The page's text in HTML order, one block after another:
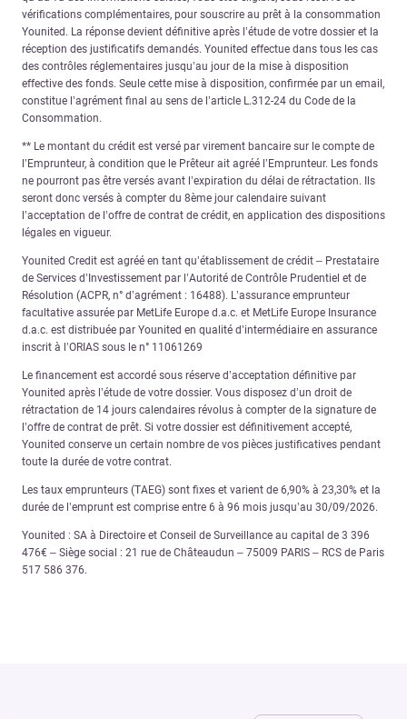
vérifications complémentaires, pour souscrire au prêt à la consommation
Younited. La réponse devient définitive après l’étude de votre dossier et la
réception des justificatifs demandés. Younited effectue dans tous les cas
des contrôles réglementaires jusqu’au jour de la mise à disposition
effective des fonds. Seule cette mise à disposition, confirmée par un email,
constitue l’agrément final au sens de l’article L.312-24 du Code de la
Consommation.
** Le montant du crédit est versé par virement bancaire sur le compte de
l’Emprunteur, à condition que le Prêteur ait agréé l’Emprunteur. Les fonds
ne pourront pas être versés avant l’expiration du délai de rétractation. Ils
seront donc versés à compter du 8ème jour calendaire suivant
l’acceptation de l’offre de contrat de crédit, en application des dispositions
légales en vigueur.
Younited Credit est agréé en tant qu’établissement de crédit – Prestataire
de Services d’Investissement par l’Autorité de Contrôle Prudentiel et de
Résolution (ACPR, n° d’agrément : 16488). L’assurance emprunteur
facultative assurée par MetLife Europe d.a.c. et MetLife Europe Insurance
d.a.c. est distribuée par Younited en qualité d’intermédiaire en assurance
inscrit à l’ORIAS sous le n° 11061269
Le financement est accordé sous réserve d’acceptation définitive par
Younited après l’étude de votre dossier. Vous disposez d’un droit de
rétractation de 14 jours calendaires révolus à compter de la signature de
l’offre de contrat de prêt. Si votre dossier est définitivement accepté,
Younited conserve un certain nombre de vos pièces justificatives pendant
toute la durée de votre contrat.
Les taux emprunteurs (TAEG) sont fixes et varient de 6,90% à 23,30% et la
durée de l’emprunt est comprise entre 6 à 96 mois jusqu’au 30/09/2026.
Younited : SA à Directoire et Conseil de Surveillance au capital de 3 396
476€ – Siège social : 21 rue de Châteaudun – 75009 PARIS – RCS de Paris
517 586 376.